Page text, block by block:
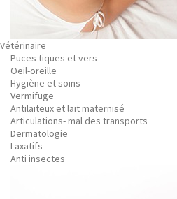
Vétérinaire
Puces tiques et vers
Oeil-oreille
Hygiène et soins
Vermifuge
Antilaiteux et lait maternisé
Articulations- mal des transports
Dermatologie
Laxatifs
Anti insectes